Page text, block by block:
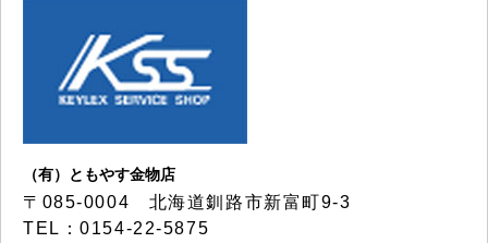
（有）ともやす金物店
〒085-0004 北海道釧路市新富町9-3
TEL：0154-22-5875